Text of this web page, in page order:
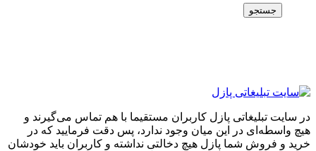
جستجو
در سایت تبلیغاتی پازل کاربران مستقیما با هم تماس می‌گیرند و
هیچ واسطه‌ای در این میان وجود ندارد، پس دقت فرمایید که در
خرید و فروشِ شما پازل هیچ دخالتی نداشته و کاربران باید خودشان